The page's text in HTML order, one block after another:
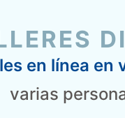
en línea en
varias